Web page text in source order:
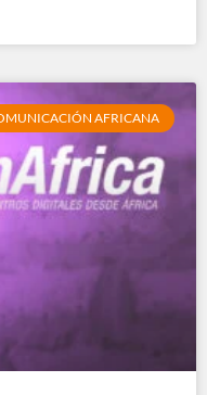
AFRICANA